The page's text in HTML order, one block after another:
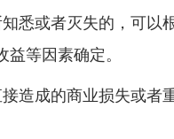
悉或者灭失的，可
等因素确定。
造成的商业损失或